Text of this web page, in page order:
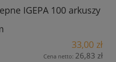
IGEPA 100 arkuszy
33,00 zł
Cena netto: 26,83 zł